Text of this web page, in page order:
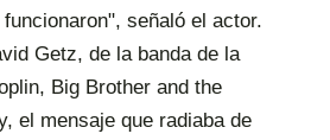
señaló el actor.
Getz, de la banda de la
Big Brother and the
el mensaje que radiaba de